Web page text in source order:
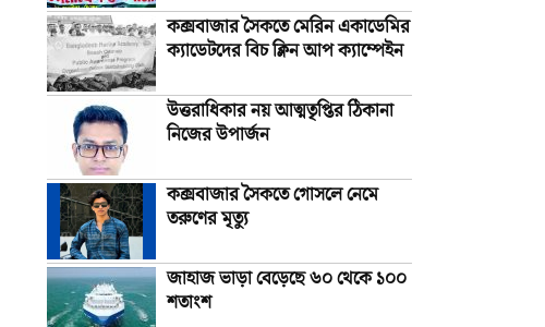
কক্সবাজার সৈকতে মেরিন একাডেমির
ক্যাডেটদের বিচ ক্লিন আপ ক্যাম্পেইন
উত্তরাধিকার নয় আত্মতৃপ্তির ঠিকানা
নিজের উপার্জন
কক্সবাজার সৈকতে গোসলে নেমে
তরুণের মৃত্যু
জাহাজ ভাড়া বেড়েছে ৬০ থেকে ১০০
শতাংশ